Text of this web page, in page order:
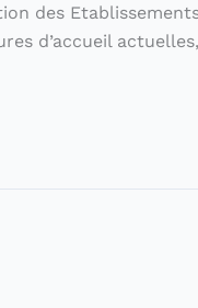
des
d’accueil